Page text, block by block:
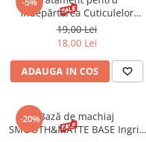
Indepărtarea Cuticulelor
Eveline 12 ml
19,00 Lei
18,00 Lei
ADAUGA IN COS
-20%Bază de machiaj
SMOOTH&MATTE BASE Ingrid